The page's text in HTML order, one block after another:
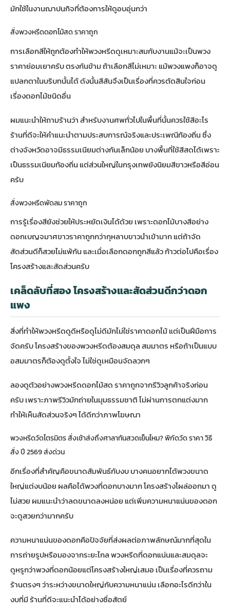
มักใช้ในงานฌาปนกิจที่ต้องการให้ดูอบอุ่นกว่า
สั่งพวงหรีดดอกไม้สด ราคาถูก
การเลือกสีให้ถูกต้องทำให้พวงหรีดดูเหมาะสมกับงานแม้จะเป็นพวง
ราคาย่อมเยาครับ ตรงกันข้าม ถ้าเลือกสีไม่เหมาะ แม้พวงแพงก็อาจดู
แปลกตาในบริบทนั้นได้ ดังนั้นสีสันจึงเป็นเรื่องที่ควรตัดสินใจก่อน
เรื่องดอกไม้ชนิดอื่น
ผมแนะนำให้ถามร้านว่า สำหรับงานศพทั่วไปในพื้นที่นั้นควรใช้สีอะไร
ร้านที่ดีจะให้คำแนะนำตามประสบการณ์จริงและประเพณีท้องถิ่น ซึ่ง
ต่างจังหวัดอาจมีธรรมเนียมต่างกันเล็กน้อย บางพื้นที่ใช้สีสดได้เพราะ
เป็นธรรมเนียมท้องถิ่น แต่ส่วนใหญ่ในกรุงเทพยังนิยมสีขาวหรือสีอ่อน
ครับ
สั่งพวงหรีดพัดลม ราคาถูก
การรู้เรื่องสียังช่วยให้ประหยัดเงินได้ด้วย เพราะดอกไม้บางสีอย่าง
ดอกเบญจมาศขาวราคาถูกกว่ากุหลาบขาวนำเข้ามาก แต่ถ้าจัด
สัดส่วนดีก็สวยไม่แพ้กัน และเมื่อเลือกดอกถูกสีแล้ว ก้าวต่อไปคือเรื่อง
โครงสร้างและสัดส่วนครับ
เคล็ดลับที่สอง โครงสร้างและสัดส่วนดีกว่าดอก
แพง
สิ่งที่ทำให้พวงหรีดดูดีหรือดูไม่ดีมักไม่ใช่ราคาดอกไม้ แต่เป็นฝีมือการ
จัดครับ โครงสร้างของพวงหรีดต้องสมดุล สมมาตร หรือถ้าเป็นแบบ
อสมมาตรก็ต้องดูตั้งใจ ไม่ใช่ดูเหมือนจัดลวกๆ
ลองดูตัวอย่างพวงหรีดดอกไม้สด ราคาถูกจากรีวิวลูกค้าจริงก่อน
ครับ เพราะภาพรีวิวมักถ่ายในมุมธรรมชาติ ไม่ผ่านการตกแต่งมาก
ทำให้เห็นสัดส่วนจริงๆ ได้ดีกว่าภาพโฆษณา
พวงหรีดวัดไตรมิตร สั่งเช้าส่งถึงศาลาทันสวดเย็นไหม? พิกัดวัด ราคา วิธี
สั่ง ปี 2569 ส่งด่วน
อีกเรื่องที่สำคัญคือขนาดสัมพันธ์กับงบ บางคนอยากได้พวงขนาด
ใหญ่แต่งบน้อย ผลคือได้พวงที่ดอกบางมาก โครงสร้างโผล่ออกมา ดู
ไม่สวย ผมแนะนำว่าลดขนาดลงหน่อย แต่เพิ่มความหนาแน่นของดอก
จะดูสวยกว่ามากครับ
ความหนาแน่นของดอกคือปัจจัยที่ส่งผลต่อภาพลักษณ์มากที่สุดใน
การถ่ายรูปหรือมองจากระยะไกล พวงหรีดที่ดอกแน่นและสมดุลจะ
ดูหรูกว่าพวงที่ดอกน้อยแต่โครงสร้างใหญ่เสมอ เป็นเรื่องที่ควรถาม
ร้านตรงๆ ว่าระหว่างขนาดใหญ่กับความหนาแน่น เลือกอะไรดีกว่าใน
งบที่มี ร้านที่ดีจะแนะนำได้อย่างซื่อสัตย์